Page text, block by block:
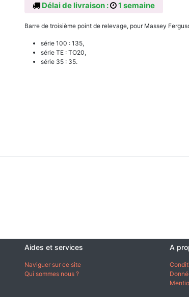
Délai de livraison : 1 semaine
Barre de troisième point de relevage, pour Massey
série 100 : 135,
série TE : TO20,
série 35 : 35.
Aides et services
Naviguer sur ce site
Qui sommes nous ?
A